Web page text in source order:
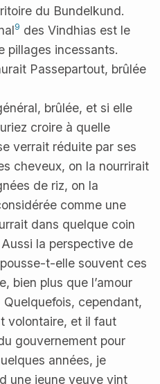
du Bundelkund.
9 des Vindhias est le
pillages incessants.
Passepartout, brûlée
brûlée, et si elle
croire à quelle
verrait réduite par ses
cheveux, on la nourrirait
de riz, on la
comme une
dans quelque coin
la perspective de
t-elle souvent ces
bien plus que l’amour
cependant,
volontaire, et il faut
gouvernement pour
années, je
une jeune veuve vint